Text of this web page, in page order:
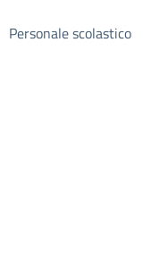
Personale scolastico